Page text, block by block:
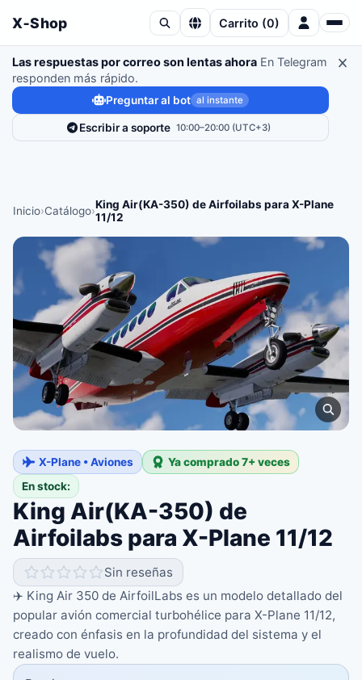
X‑Shop Carrito (0)
Las respuestas por correo son lentas ahora En Telegram
responden más rápido.
Preguntar al bot al instante
Escribir a soporte 10:00–20:00 (UTC+3)
Inicio›Catálogo›King Air(KA-350) de Airfoilabs para X-Plane
11/12
X-Plane • Aviones
Ya comprado 7+ veces
En stock:
King Air(KA-350) de
Airfoilabs para X-Plane 11/12
Sin reseñas
✈️ King Air 350 de AirfoilLabs es un modelo detallado del
popular avión comercial turbohélice para X-Plane 11/12,
creado con énfasis en la profundidad del sistema y el
realismo de vuelo.